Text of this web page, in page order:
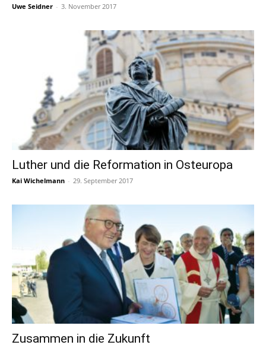
Uwe Seidner - 3. November 2017
Luther und die Reformation in Osteuropa
Kai Wichelmann - 29. September 2017
Zusammen in die Zukunft